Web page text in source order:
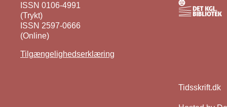
ISSN 0106-4991
(Trykt)
ISSN 2597-0666
(Online)
Tilgængelighedserklæring